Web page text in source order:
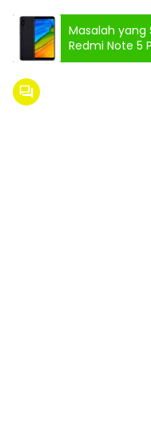
Masalah yang
Redmi Note 5
Mengatasinya